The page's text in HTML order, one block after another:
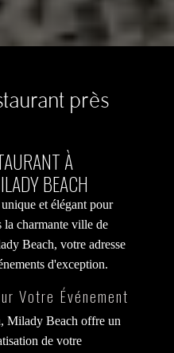
près
À
BEACH
et élégant pour
la charmante ville de
Beach, votre adresse
d'exception.
Votre Événement
Milady Beach offre un
de votre